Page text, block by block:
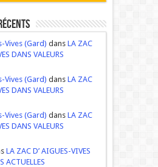
Vives (Gard) dans LA ZAC
DANS VALEURS
Vives (Gard) dans LA ZAC
DANS VALEURS
Vives (Gard) dans LA ZAC
DANS VALEURS
LA ZAC D’ AIGUES-VIVES
ACTUELLES